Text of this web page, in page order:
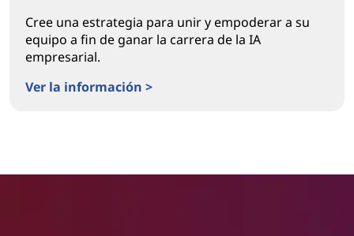
Cree una estrategia para unir y empoderar a su
equipo a fin de ganar la carrera de la IA
empresarial.
Ver la información >